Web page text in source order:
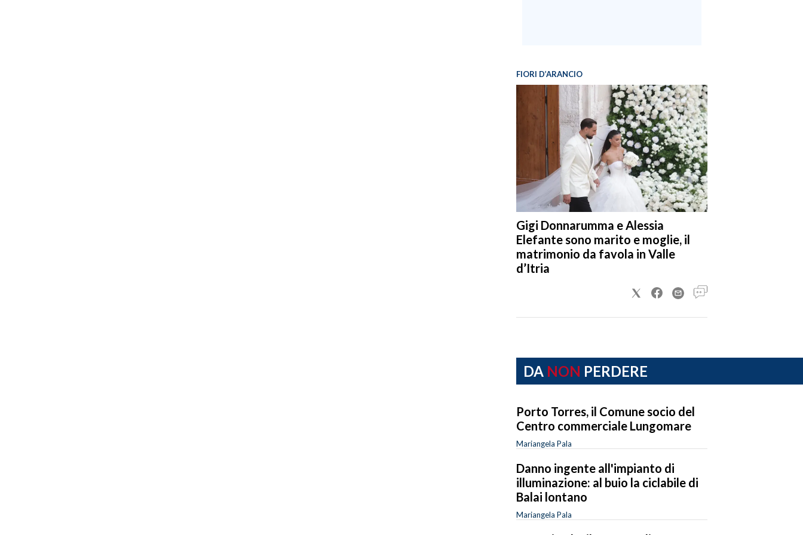
FIORI D’ARANCIO
Gigi Donnarumma e Alessia
Elefante sono marito e moglie, il
matrimonio da favola in Valle
d’Itria
DA NON PERDERE
Porto Torres, il Comune socio del
Centro commerciale Lungomare
Mariangela Pala
Danno ingente all'impianto di
illuminazione: al buio la ciclabile di
Balai lontano
Mariangela Pala